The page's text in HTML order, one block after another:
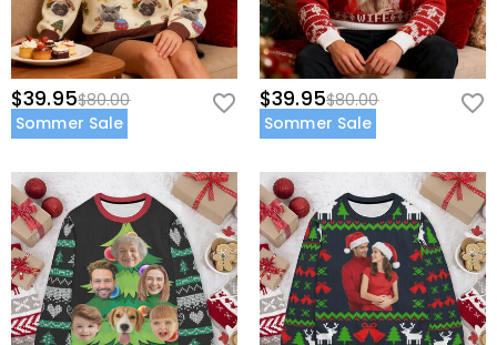
$39.95$80.00
Sommer Sale
$39.95$80.00
Sommer Sale